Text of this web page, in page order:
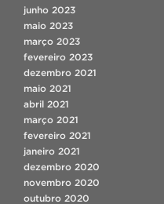
junho 2023
maio 2023
março 2023
fevereiro 2023
dezembro 2021
maio 2021
abril 2021
março 2021
fevereiro 2021
janeiro 2021
dezembro 2020
novembro 2020
outubro 2020